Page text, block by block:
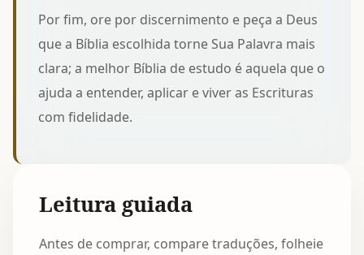
Por fim, ore por discernimento e peça a Deus
que a Bíblia escolhida torne Sua Palavra mais
clara; a melhor Bíblia de estudo é aquela que o
ajuda a entender, aplicar e viver as Escrituras
com fidelidade.
Leitura guiada
Antes de comprar, compare traduções, folheie